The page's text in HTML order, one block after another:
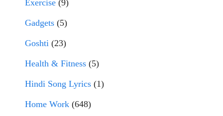
Exercise (9)
Gadgets (5)
Goshti (23)
Health & Fitness (5)
Hindi Song Lyrics (1)
Home Work (648)